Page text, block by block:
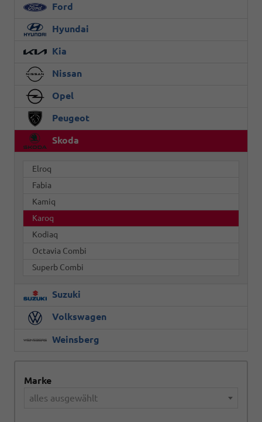
Ford
Hyundai
Kia
Nissan
Opel
Peugeot
Skoda
Elroq
Fabia
Kamiq
Karoq
Kodiaq
Octavia Combi
Superb Combi
Suzuki
Volkswagen
Weinsberg
Marke
alles ausgewählt